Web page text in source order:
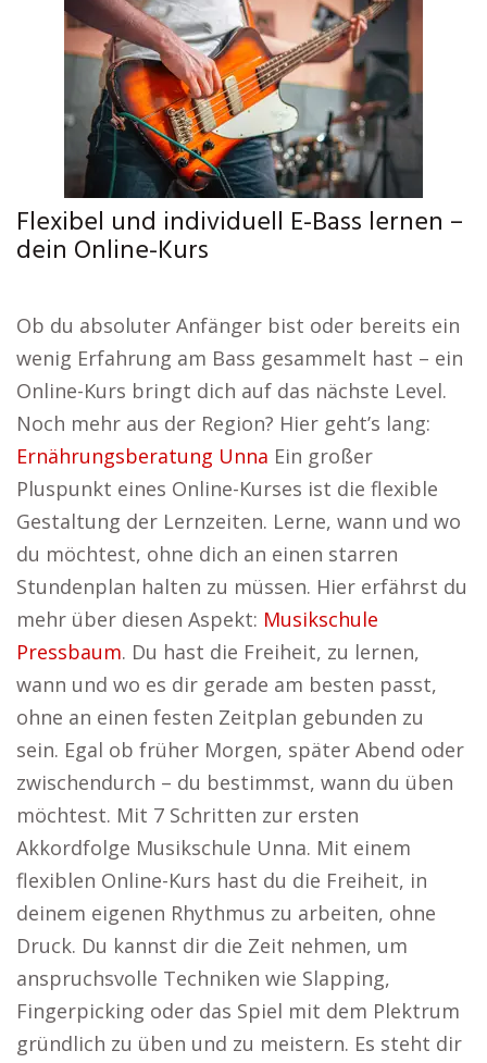
Flexibel und individuell E-Bass lernen –
dein Online-Kurs
Ob du absoluter Anfänger bist oder bereits ein
wenig Erfahrung am Bass gesammelt hast – ein
Online-Kurs bringt dich auf das nächste Level.
Noch mehr aus der Region? Hier geht’s lang:
Ernährungsberatung Unna Ein großer
Pluspunkt eines Online-Kurses ist die flexible
Gestaltung der Lernzeiten. Lerne, wann und wo
du möchtest, ohne dich an einen starren
Stundenplan halten zu müssen. Hier erfährst du
mehr über diesen Aspekt: Musikschule
Pressbaum. Du hast die Freiheit, zu lernen,
wann und wo es dir gerade am besten passt,
ohne an einen festen Zeitplan gebunden zu
sein. Egal ob früher Morgen, später Abend oder
zwischendurch – du bestimmst, wann du üben
möchtest. Mit 7 Schritten zur ersten
Akkordfolge Musikschule Unna. Mit einem
flexiblen Online-Kurs hast du die Freiheit, in
deinem eigenen Rhythmus zu arbeiten, ohne
Druck. Du kannst dir die Zeit nehmen, um
anspruchsvolle Techniken wie Slapping,
Fingerpicking oder das Spiel mit dem Plektrum
gründlich zu üben und zu meistern. Es steht dir